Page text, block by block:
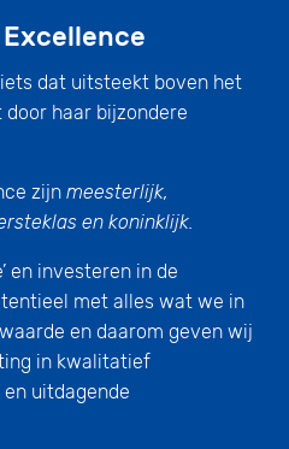
dat uitsteekt boven het
haar bijzondere
zijn meesterlijk,
en koninklijk.
en investeren in de
met alles wat we in
en daarom geven wij
in kwalitatief
uitdagende